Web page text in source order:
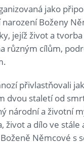
jako
Boženy
jejíž život a
různým cílům,
přivlastňovali
dvou staletí od
národní a životní
život a dílo ve stále
Němcové s